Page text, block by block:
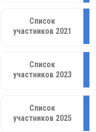
Список
участников 2021
Список
участников 2023
Список
участников 2025